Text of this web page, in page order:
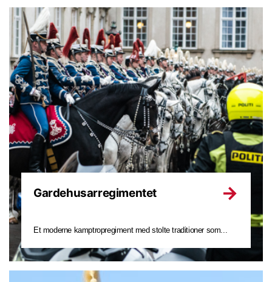
Gardehusar­regimentet
Et moderne kamptropregiment med stolte traditioner som...